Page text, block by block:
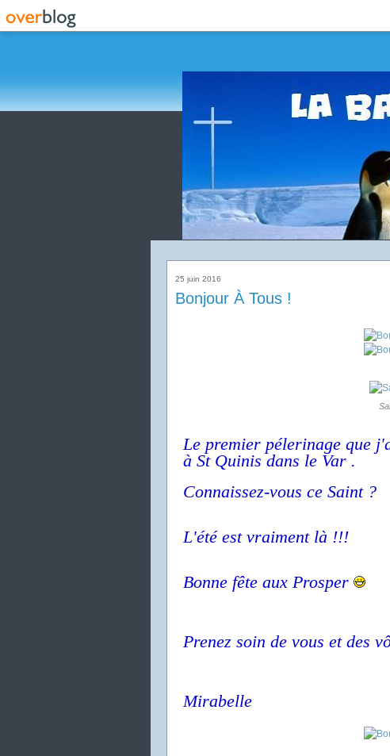
25 juin 2016
Bonjour À Tous !
Le premier pélerinage que
à St Quinisdans le Var .
Connaissez-vous ce Saint ?
L'été est vraiment là !!!
Bonne fête aux Prosper
Prenez soin de vous et des
Mirabelle